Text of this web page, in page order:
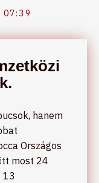
07:39
hanem
Országos
most 24
13